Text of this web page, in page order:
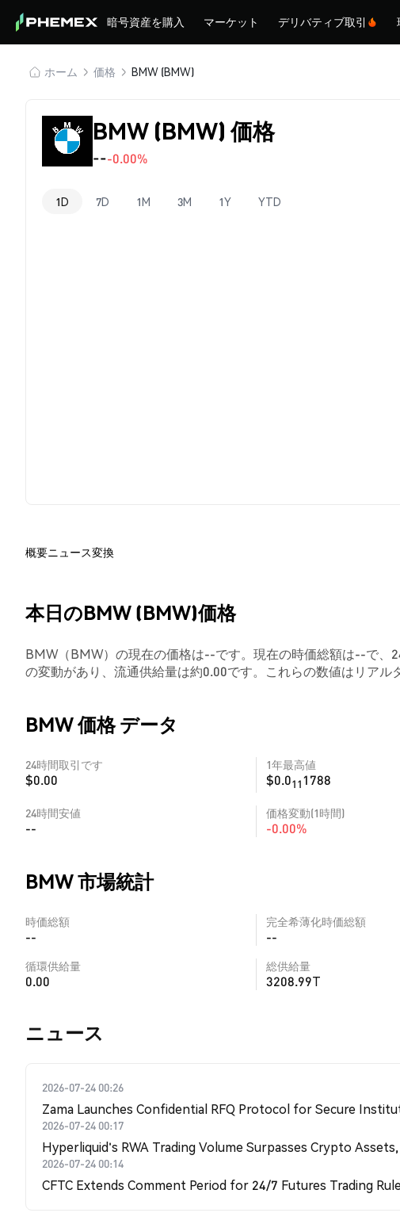
暗号資産を購入 マーケット デリバティブ取引
ホーム 価格 BMW (BMW)
BMW (BMW) 価格
---0.00%
1D 7D 1M 3M 1Y YTD
概要ニュース変換
本日のBMW (BMW)価格
BMW（BMW）の現在の価格は--です。現在の時価総額は--で、
の変動があり、流通供給量は約0.00です。これらの数値はリア
BMW 価格 データ
24時間取引です
$0.00
1年最高値
$0.0111788
24時間安値
--
価格変動(1時間)
-0.00%
BMW 市場統計
時価総額
--
完全希薄化時価総額
--
循環供給量
0.00
総供給量
3208.99T
​​ニュース​​
2026-07-24 00:26
Zama Launches Confidential RFQ Protocol for Secure
2026-07-24 00:17
Hyperliquid's RWA Trading Volume Surpasses Crypto
2026-07-24 00:14
CFTC Extends Comment Period for 24/7 Futures Trading